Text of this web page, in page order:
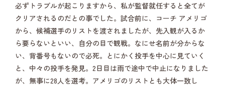
必ずトラブルが起こりますから、私が監督就任すると全てが
クリアされるのだとの事でした。試合前に、コーチ アメリゴ
から、候補選手のリストを渡されましたが、先入観が入るか
ら要らないといい、自分の目で観戦。なにせ名前が分からな
い、背番号もないので必死。とにかく投手を中心に見ていく
と、中々の投手を発見。2日目は雨で途中で中止になりました
が、無事に28人を選考。アメリゴのリストとも大体一致し